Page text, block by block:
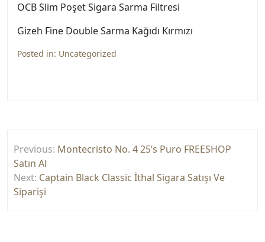
OCB Slim Poşet Sigara Sarma Filtresi
Gizeh Fine Double Sarma Kağıdı Kırmızı
Posted in: Uncategorized
gezinmesi
Previous: Montecristo No. 4 25’s Puro FREESHOP
Satın Al
Next: Captain Black Classic İthal Sigara Satışı Ve
Siparişi